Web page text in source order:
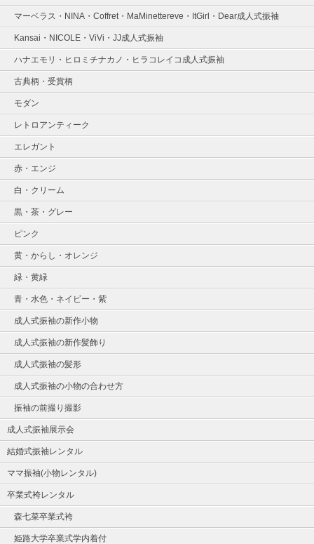
マーベラス・NINA・Coffret・MaMinettereve・ItGirl・Dear成人式振袖
Kansai・NICOLE・ViVi・JJ成人式振袖
ハナエモリ・ヒロミチナカノ・ヒラコレイコ成人式振袖
古典柄・受賞柄
モダン
レトロアンティーク
エレガント
赤・エンジ
白・クリーム
黒・茶・グレー
ピンク
黄・からし・オレンジ
緑・黄緑
青・水色・ネイビー・紫
成人式振袖の新作小物
成人式振袖の新作髪飾り
成人式振袖の髪形
成人式振袖の小物の合わせ方
振袖の前撮り撮影
成人式振袖展示会
結婚式振袖レンタル
ママ振袖(小物レンタル)
卒業式袴レンタル
森七菜卒業式袴
姫路大学卒業式学内着付